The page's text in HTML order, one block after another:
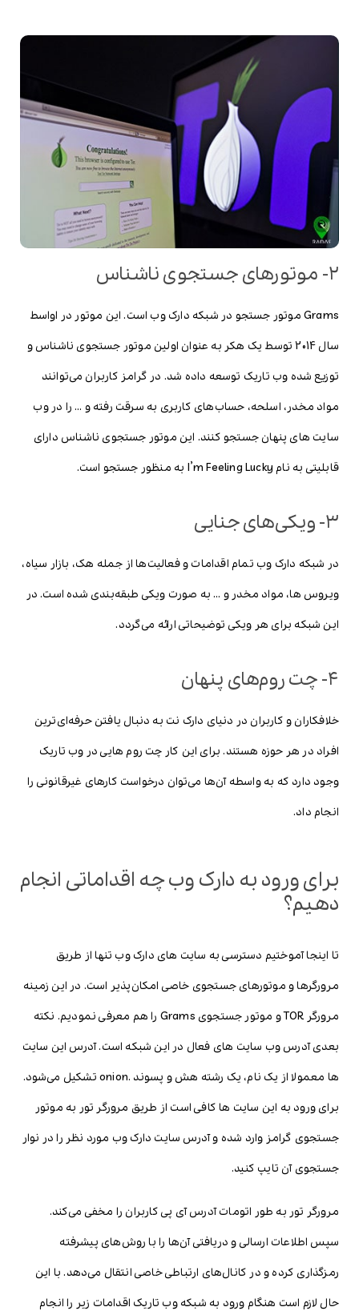
۲- موتورهای جستجوی ناشناس
Grams موتور جستجو در شبکه دارک وب است. این موتور در اواسط
سال 2014 توسط یک هکر به عنوان اولین موتور جستجوی ناشناس و
توزیع شده وب تاریک توسعه داده شد. در گرامز کاربران می‌توانند
مواد مخدر، اسلحه، حساب‌های کاربری به سرقت رفته و … را در وب
سایت های پنهان جستجو کنند. این موتور جستجوی ناشناس دارای
قابلیتی به نام I’m Feeling Lucky به منظور جستجو است.
۳- ویکی‌های جنایی
در شبکه دارک وب تمام اقدامات و فعالیت‌ها از جمله هک، بازار سیاه،
ویروس ها، مواد مخدر و … به صورت ویکی طبقه‌بندی شده است. در
این شبکه برای هر ویکی توضیحاتی ارائه می‌گردد.
۴- چت روم‌های پنهان
خلافکاران و کاربران در دنیای دارک نت به دنبال یافتن حرفه‌ای‌ترین
افراد در هر حوزه هستند. برای این کار چت روم هایی در وب تاریک
وجود دارد که به واسطه آن‌ها می‌توان درخواست کارهای غیرقانونی را
انجام داد.
برای ورود به دارک وب چه اقداماتی انجام
دهیم؟
تا اینجا آموختیم دسترسی به سایت های دارک وب تنها از طریق
مرورگرها و موتورهای جستجوی خاصی امکان‌پذیر است. در این زمینه
مرورگر TOR و موتور جستجوی Grams را هم معرفی نمودیم. نکته
بعدی آدرس وب سایت های فعال در این شبکه است. آدرس این سایت
ها معمولا از یک نام، یک رشته هش و پسوند .onion تشکیل می‌شود.
برای ورود به این سایت ها کافی است از طریق مرورگر تور به موتور
جستجوی گرامز وارد شده و آدرس سایت دارک وب مورد نظر را در نوار
جستجوی آن تایپ کنید.
مرورگر تور به طور اتومات آدرس آی پی کاربران را مخفی می‌کند.
سپس اطلاعات ارسالی و دریافتی آن‌ها را با روش‌های پیشرفته
رمزگذاری کرده و در کانال‌های ارتباطی خاصی انتقال می‌دهد. با این
حال لازم است هنگام ورود به شبکه وب تاریک اقدامات زیر را انجام